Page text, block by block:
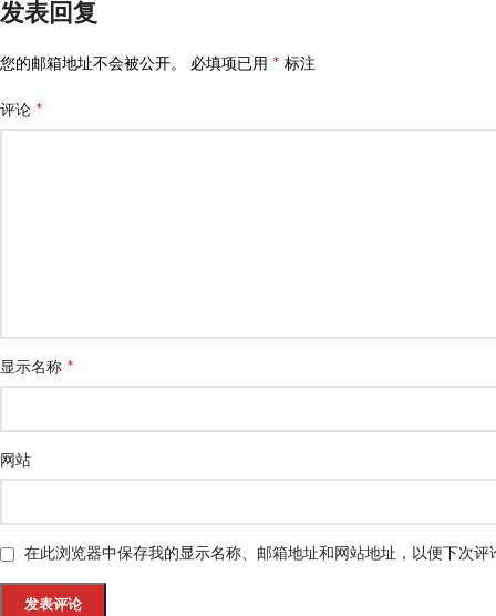
发表回复
您的邮箱地址不会被公开。 必填项已用 * 标注
评论 *
显示名称 *
网站
在此浏览器中保存我的显示名称、邮箱地址和网站地址，以便下次评